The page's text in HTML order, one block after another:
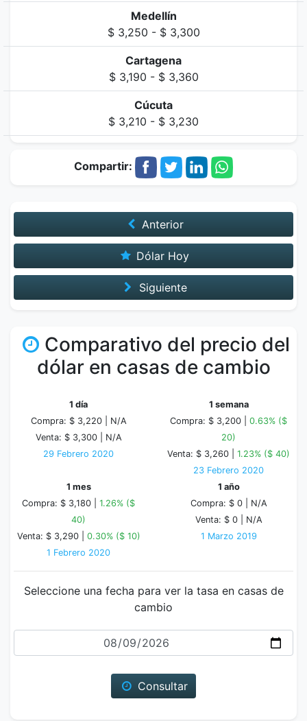
Medellín
$ 3,250 - $ 3,300
Cartagena
$ 3,190 - $ 3,360
Cúcuta
$ 3,210 - $ 3,230
Compartir:
Anterior
Dólar Hoy
Siguiente
Comparativo del precio del
dólar en casas de cambio
1 día
Compra: $ 3,220 | N/A
Venta: $ 3,300 | N/A
29 Febrero 2020
1 semana
Compra: $ 3,200 | 0.63% ($
20)
Venta: $ 3,260 | 1.23% ($ 40)
23 Febrero 2020
1 mes
Compra: $ 3,180 | 1.26% ($
40)
Venta: $ 3,290 | 0.30% ($ 10)
1 Febrero 2020
1 año
Compra: $ 0 | N/A
Venta: $ 0 | N/A
1 Marzo 2019
Seleccione una fecha para ver la tasa en casas de
cambio
Fecha
Consultar